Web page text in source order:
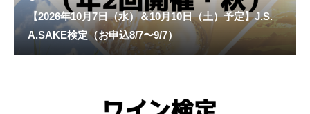
【2026年10月7日（水）＆10月10日（土）予定】J.S.
A.SAKE検定（お申込8/7〜9/7）